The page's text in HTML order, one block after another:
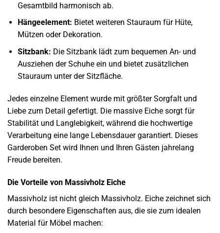
Gesamtbild harmonisch ab.
Hängeelement: Bietet weiteren Stauraum für Hüte,
Mützen oder Dekoration.
Sitzbank: Die Sitzbank lädt zum bequemen An- und
Ausziehen der Schuhe ein und bietet zusätzlichen
Stauraum unter der Sitzfläche.
Jedes einzelne Element wurde mit größter Sorgfalt und
Liebe zum Detail gefertigt. Die massive Eiche sorgt für
Stabilität und Langlebigkeit, während die hochwertige
Verarbeitung eine lange Lebensdauer garantiert. Dieses
Garderoben Set wird Ihnen und Ihren Gästen jahrelang
Freude bereiten.
Die Vorteile von Massivholz Eiche
Massivholz ist nicht gleich Massivholz. Eiche zeichnet sich
durch besondere Eigenschaften aus, die sie zum idealen
Material für Möbel machen: